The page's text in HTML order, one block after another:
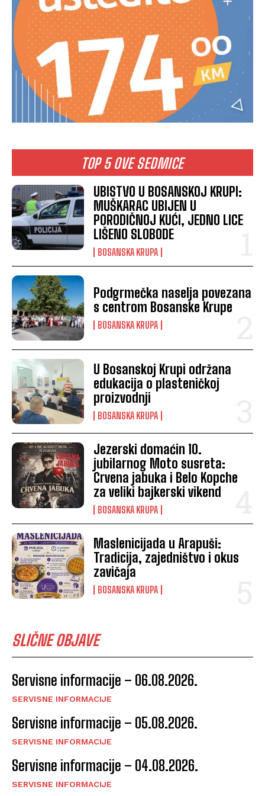
TOP 5 OVE SEDMICE
UBISTVO U BOSANSKOJ KRUPI:
MUŠKARAC UBIJEN U
PORODIČNOJ KUĆI, JEDNO LICE
LIŠENO SLOBODE
BOSANSKA KRUPA
Podgrmečka naselja povezana
s centrom Bosanske Krupe
BOSANSKA KRUPA
U Bosanskoj Krupi održana
edukacija o plasteničkoj
proizvodnji
BOSANSKA KRUPA
Jezerski domaćin 10.
jubilarnog Moto susreta:
Crvena jabuka i Belo Kopche
za veliki bajkerski vikend
BOSANSKA KRUPA
Maslenicijada u Arapuši:
Tradicija, zajedništvo i okus
zavičaja
BOSANSKA KRUPA
SLIČNE OBJAVE
Servisne informacije – 06.08.2026.
SERVISNE INFORMACIJE
Servisne informacije – 05.08.2026.
SERVISNE INFORMACIJE
Servisne informacije – 04.08.2026.
SERVISNE INFORMACIJE